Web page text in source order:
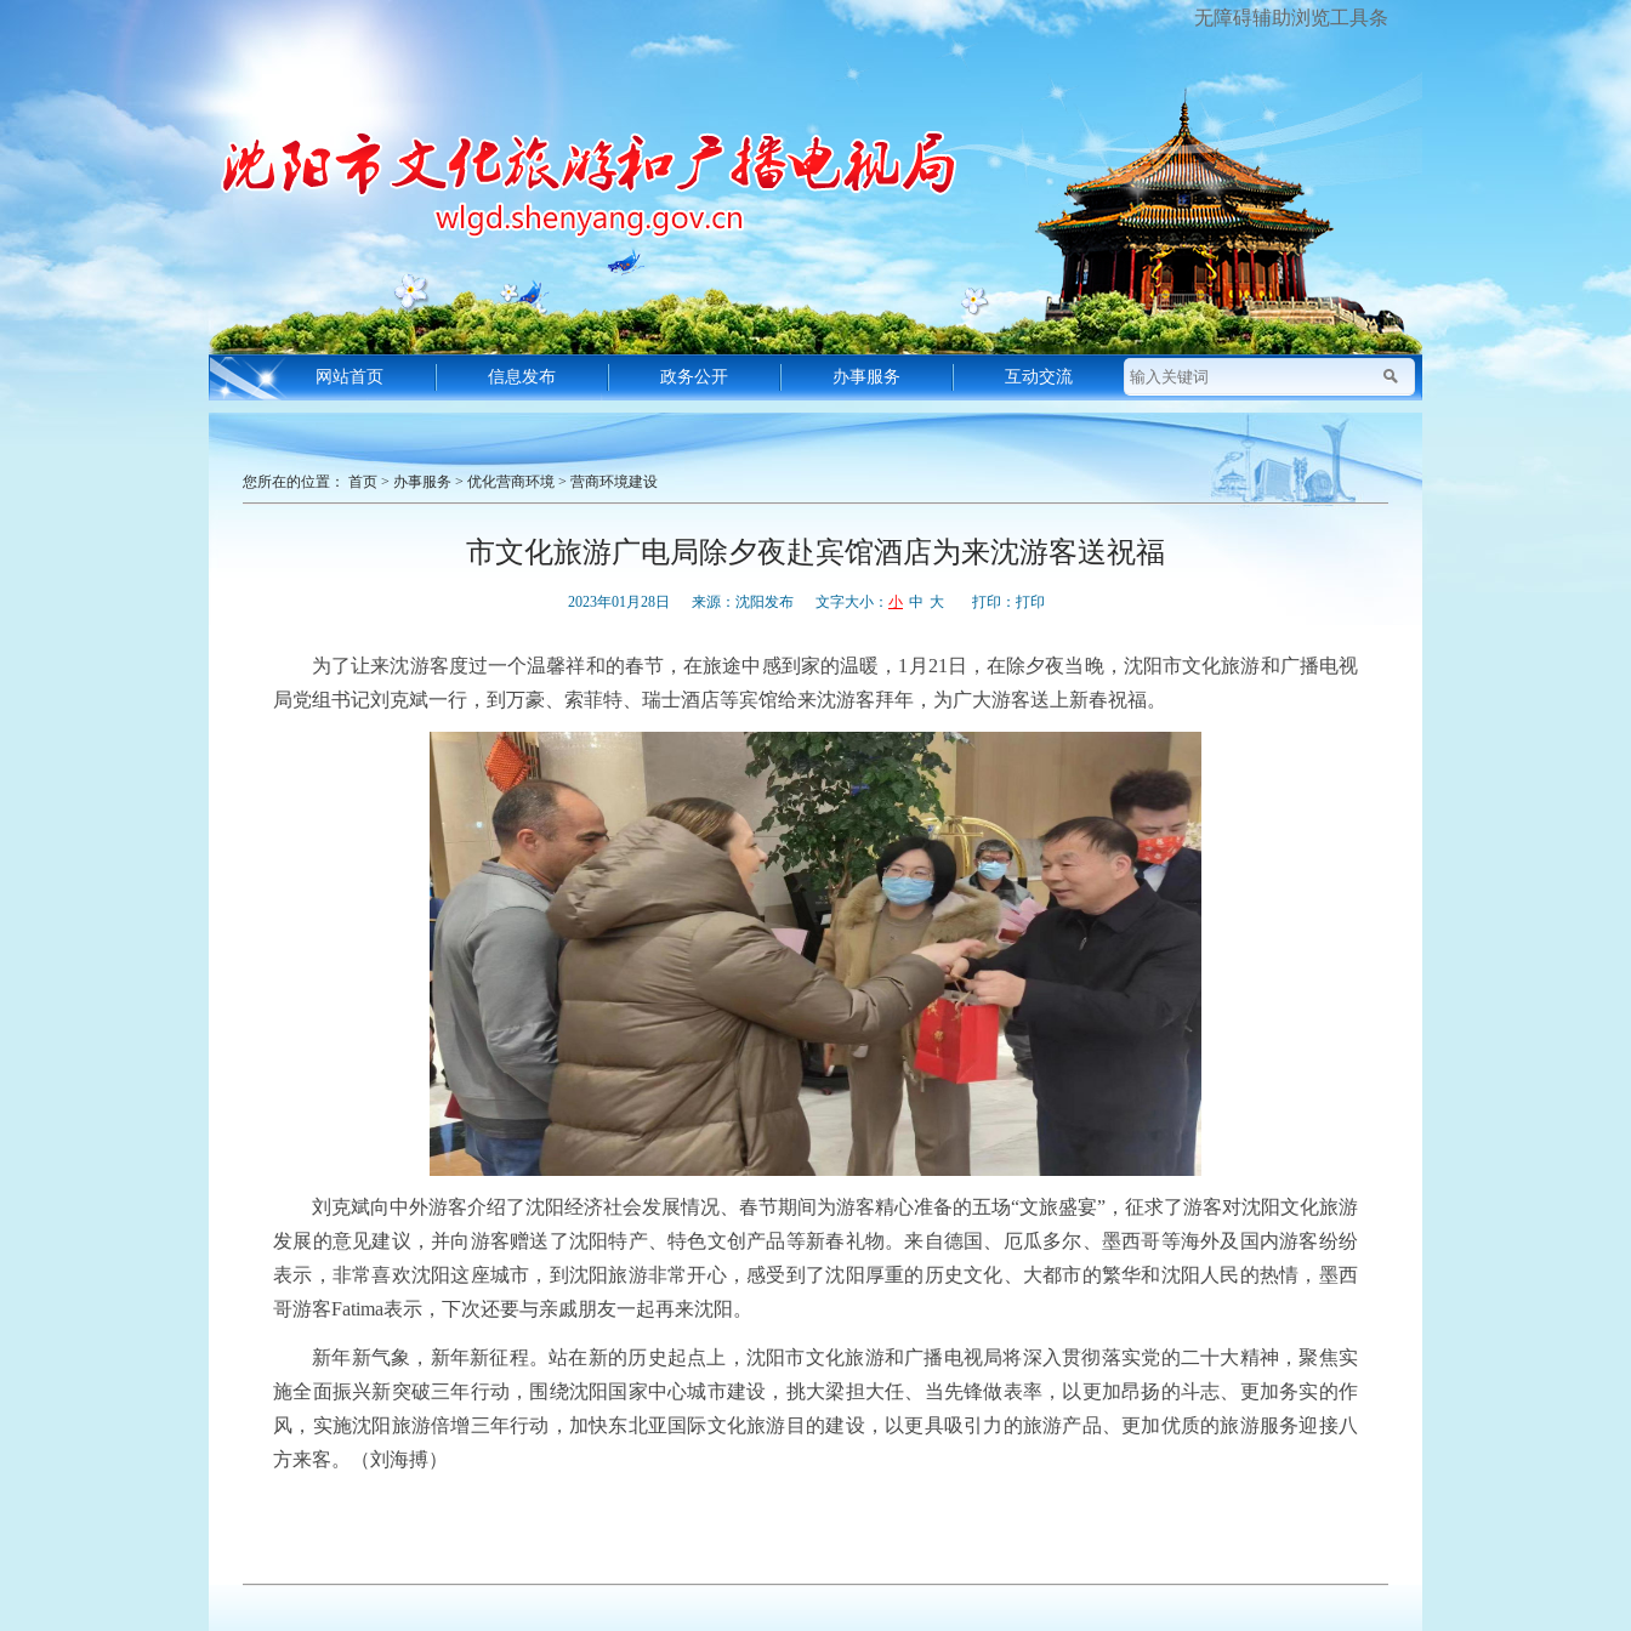
无障碍辅助浏览工具条
网站首页 信息发布 政务公开 办事服务 互动交流
您所在的位置： 首页 > 办事服务 > 优化营商环境 > 营商环境建设
市文化旅游广电局除夕夜赴宾馆酒店为来沈游客送祝福
2023年01月28日 来源：沈阳发布 文字大小： 小 中 大 打印： 打印
为了让来沈游客度过一个温馨祥和的春节，在旅途中感到家的温暖，1月21日，在除夕夜当晚，沈阳市文化旅游和广播电视
局党组书记刘克斌一行，到万豪、索菲特、瑞士酒店等宾馆给来沈游客拜年，为广大游客送上新春祝福。
刘克斌向中外游客介绍了沈阳经济社会发展情况、春节期间为游客精心准备的五场“文旅盛宴”，征求了游客对沈阳文化旅游
发展的意见建议，并向游客赠送了沈阳特产、特色文创产品等新春礼物。来自德国、厄瓜多尔、墨西哥等海外及国内游客纷纷
表示，非常喜欢沈阳这座城市，到沈阳旅游非常开心，感受到了沈阳厚重的历史文化、大都市的繁华和沈阳人民的热情，墨西
哥游客Fatima表示，下次还要与亲戚朋友一起再来沈阳。
新年新气象，新年新征程。站在新的历史起点上，沈阳市文化旅游和广播电视局将深入贯彻落实党的二十大精神，聚焦实
施全面振兴新突破三年行动，围绕沈阳国家中心城市建设，挑大梁担大任、当先锋做表率，以更加昂扬的斗志、更加务实的作
风，实施沈阳旅游倍增三年行动，加快东北亚国际文化旅游目的建设，以更具吸引力的旅游产品、更加优质的旅游服务迎接八
方来客。（刘海搏）